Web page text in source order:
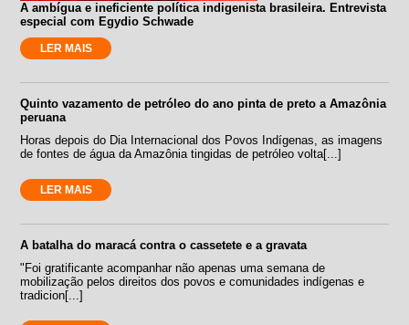
A ambígua e ineficiente política indigenista brasileira. Entrevista
especial com Egydio Schwade
LER MAIS
Quinto vazamento de petróleo do ano pinta de preto a Amazônia
peruana
Horas depois do Dia Internacional dos Povos Indígenas, as imagens
de fontes de água da Amazônia tingidas de petróleo volta[...]
LER MAIS
A batalha do maracá contra o cassetete e a gravata
"Foi gratificante acompanhar não apenas uma semana de
mobilização pelos direitos dos povos e comunidades indígenas e
tradicion[...]